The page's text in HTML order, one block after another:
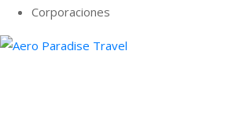
Corporaciones